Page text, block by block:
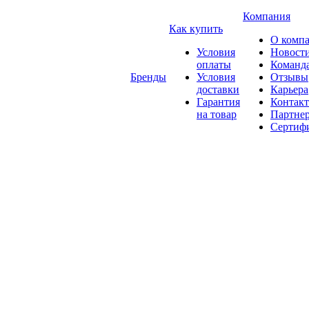
Бренды
Как купить
Условия
оплаты
Условия
доставки
Гарантия
на товар
Компания
О
Отзывы
Карьера